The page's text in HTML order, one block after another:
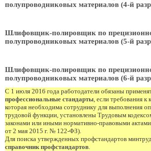
полупроводниковых материалов (4-й
Шлифовщик-полировщик по
полупроводниковых материалов (5-й
Шлифовщик-полировщик по
полупроводниковых материалов (6-й
С 1 июля 2016 года работодатели обязаны
профессиональные стандарты, если требования к
которая необходима сотруднику для выполнения
трудовой функции, установлены Трудовым
законами или иными нормативно-правовыми
от 2 мая 2015 г. № 122-ФЗ).
Для поиска утвержденных профстандартов
справочник профстандартов.